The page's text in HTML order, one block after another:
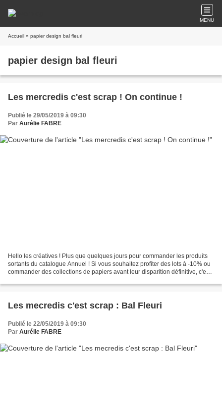
MENU
Accueil » papier design bal fleuri
papier design bal fleuri
Les mercredis c'est scrap ! On continue !
Publié le 29/05/2019 à 09:30
Par Aurélie FABRE
Hello les créatives ! Plus que quelques jours pour commander les produits
sortants du catalogue Annuel ! Si vous souhaitez profiter des lots à -10% ou
commander des collections de papiers avant leur disparition définitive, c'est
Les mecredis c'est scrap : Bal Fleuri
Publié le 22/05/2019 à 09:30
Par Aurélie FABRE